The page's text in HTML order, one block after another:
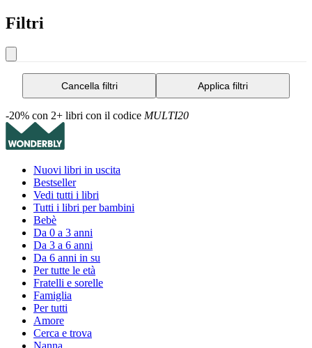
Filtri
Cancella filtri Applica filtri
-20% con 2+ libri con il codice MULTI20
Nuovi libri in uscita
Bestseller
Vedi tutti i libri
Tutti i libri per bambini
Bebè
Da 0 a 3 anni
Da 3 a 6 anni
Da 6 anni in su
Per tutte le età
Fratelli e sorelle
Famiglia
Per tutti
Amore
Cerca e trova
Nanna